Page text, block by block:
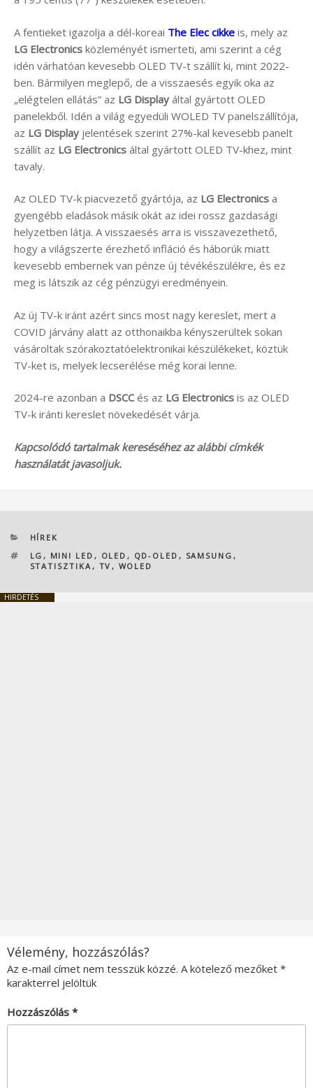
A fentieket igazolja a dél-koreai The Elec cikke is, mely az
LG Electronics közleményét ismerteti, ami szerint a cég
idén várhatóan kevesebb OLED TV-t szállít ki, mint 2022-
ben. Bármilyen meglepő, de a visszaesés egyik oka az
„elégtelen ellátás” az LG Display által gyártott OLED
panelekből. Idén a világ egyedüli WOLED TV panelszállítója,
az LG Display jelentések szerint 27%-kal kevesebb panelt
szállít az LG Electronics által gyártott OLED TV-khez, mint
tavaly.
Az OLED TV-k piacvezető gyártója, az LG Electronics a
gyengébb eladások másik okát az idei rossz gazdasági
helyzetben látja. A visszaesés arra is visszavezethető,
hogy a világszerte érezhető infláció és háborúk miatt
kevesebb embernek van pénze új tévékészülékre, és ez
meg is látszik az cég pénzügyi eredményein.
Az új TV-k iránt azért sincs most nagy kereslet, mert a
COVID járvány alatt az otthonaikba kényszerültek sokan
vásároltak szórakoztatóelektronikai készülékeket, köztük
TV-ket is, melyek lecserélése még korai lenne.
2024-re azonban a DSCCés az LG Electronics is az OLED
TV-k iránti kereslet növekedését várja.
Kapcsolódó tartalmak kereséséhez az alábbi címkék
használatát javasoljuk.
KATEGÓRIÁK
HÍREK
CÍMKÉK
LG , MINI LED , OLED , QD-OLED , SAMSUNG ,
STATISZTIKA, TV , WOLED
HIRDETÉS
Vélemény, hozzászólás?
Az e-mail címet nem tesszük közzé. A kötelező mezőket *
karakterrel jelöltük
Hozzászólás *